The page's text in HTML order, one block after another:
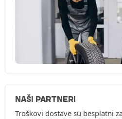
NAŠI PARTNERI
Troškovi dostave su besplatni